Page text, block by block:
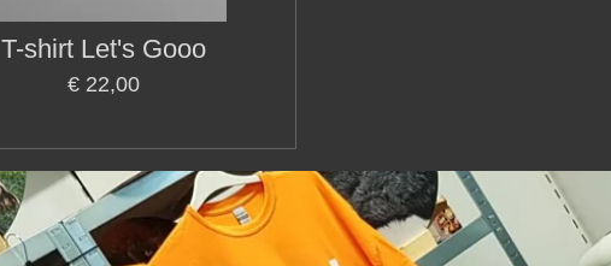
T-shirt Let's Gooo
€ 22,00